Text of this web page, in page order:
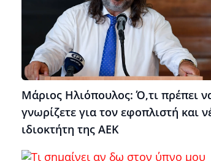
Μάριος Ηλιόπουλος: Ό,τι πρέπει
γνωρίζετε για τον εφοπλιστή και
ιδιοκτήτη της ΑΕΚ